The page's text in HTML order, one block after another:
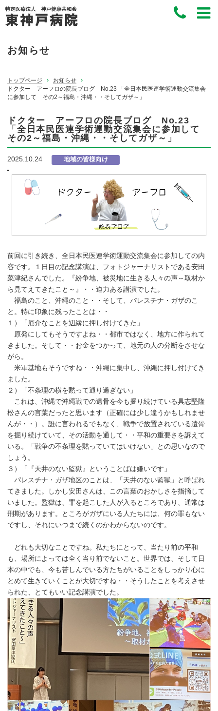
お知らせ
トップページ
お知らせ
ドクター アーフロの院長ブログ No.23 「全日本民医連学術運動交流集会
に参加して その2～福島・沖縄・・そしてガザ～」
ドクター アーフロの院長ブログ No.23
「全日本民医連学術運動交流集会に参加して
その2～福島・沖縄・・そしてガザ～」
2025.10.24 地域の皆様向け
前回に引き続き、全日本民医連学術運動交流集会に参加しての内
容です。１日目の記念講演は、フォトジャーナリストである安田
菜津紀さんでした。『紛争地、被災地に生きる人々の声～取材か
ら見てえてきたこと～』・・迫力ある講演でした。
福島のこと、沖縄のこと・・そして、パレスチナ・ガザのこ
と。特に印象に残ったことは・・
１）「厄介なことを辺縁に押し付けてきた」
原発にしてもそうですよね・・都市ではなく、地方に作られて
きました。そして・・お金をつかって、地元の人の分断をさせな
がら。
米軍基地もそうですね・・沖縄に集中し、沖縄に押し付けてき
ました。
２）「不条理の横を黙って通り過ぎない」
これは、沖縄で沖縄戦での遺骨を今も掘り続けている具志堅隆
松さんの言葉だったと思います（正確には少し違うかもしれませ
んが・・）。誰に言われるでもなく、戦争で放置されている遺骨
を掘り続けていて、その活動を通して・・平和の重要さを訴えて
いる。「戦争の不条理を黙っていてはいけない」との思いなので
しょう。
３）「『天井のない監獄』ということばは嫌いです」
パレスチナ・ガザ地区のことは、「天井のない監獄」と呼ばれ
てきました。しかし安田さんは、この言葉のおかしさを指摘して
いました。監獄は、罪を起こした人が入るところであり、通常は
刑期があります。ところがガザにいる人たちには、何の罪もない
ですし、それにいつまで続くのかわからないのです。
どれも大切なことですね。私たちにとって、当たり前の平和
も、場所によっては全く当り前でないこと。世界では、そして日
本の中でも、今も苦しんでいる方たちがいることをしっかり心に
とめて生きていくことが大切ですね・・そうしたことを考えさせ
られた、とてもいい記念講演でした。